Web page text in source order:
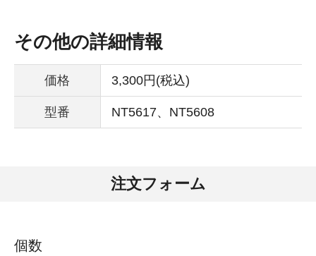
その他の詳細情報
価格 3,300円(税込)
型番 NT5617、NT5608
注文フォーム
個数